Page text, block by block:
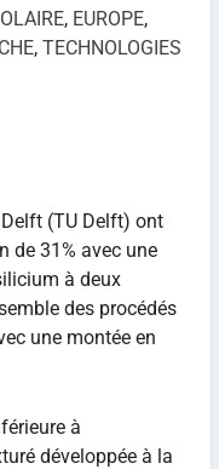
, EUROPE,
,TECHNOLOGIES
(TU Delft) ont
de 31% avec une
à deux
des procédés
une montée en
à
développée à la